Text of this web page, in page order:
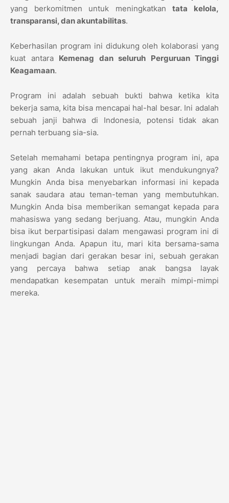
yang berkomitmen untuk meningkatkantata kelola,
transparansi, dan akuntabilitas.
Keberhasilan program ini didukung oleh kolaborasi yang
kuat antara Kemenag dan seluruh Perguruan Tinggi
Keagamaan.
Program ini adalah sebuah bukti bahwa ketika kita
bekerja sama, kita bisa mencapai hal-hal besar. Ini adalah
sebuah janji bahwa di Indonesia, potensi tidak akan
pernah terbuang sia-sia.
Setelah memahami betapa pentingnya program ini, apa
yang akan Anda lakukan untuk ikut mendukungnya?
Mungkin Anda bisa menyebarkan informasi ini kepada
sanak saudara atau teman-teman yang membutuhkan.
Mungkin Anda bisa memberikan semangat kepada para
mahasiswa yang sedang berjuang. Atau, mungkin Anda
bisa ikut berpartisipasi dalam mengawasi program ini di
lingkungan Anda. Apapun itu, mari kita bersama-sama
menjadi bagian dari gerakan besar ini, sebuah gerakan
yang percaya bahwa setiap anak bangsa layak
mendapatkan kesempatan untuk meraih mimpi-mimpi
mereka.